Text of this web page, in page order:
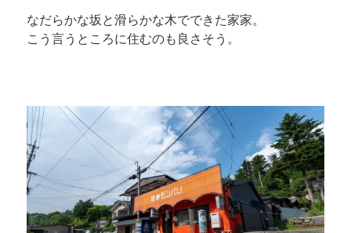
なだらかな坂と滑らかな木でできた家家。
こう言うところに住むのも良さそう。